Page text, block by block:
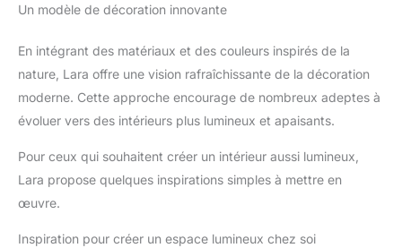
Un modèle de décoration innovante
En intégrant des matériaux et des couleurs inspirés de la
nature, Lara offre une vision rafraîchissante de la décoration
moderne. Cette approche encourage de nombreux adeptes à
évoluer vers des intérieurs plus lumineux et apaisants.
Pour ceux qui souhaitent créer un intérieur aussi lumineux,
Lara propose quelques inspirations simples à mettre en
œuvre.
Inspiration pour créer un espace lumineux chez soi